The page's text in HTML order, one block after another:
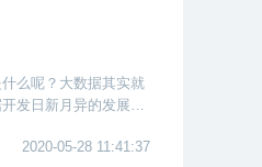
么呢？大数据其实就
发日新月异的发展，
2020-05-28 11:41:37